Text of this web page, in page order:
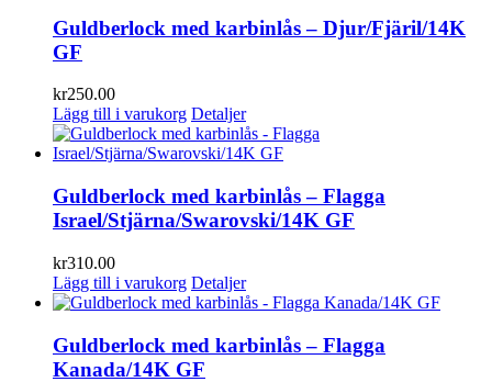
Guldberlock med karbinlås – Djur/Fjäril/14K
GF
kr250.00
Lägg till i varukorg Detaljer
Guldberlock med karbinlås – Flagga
Israel/Stjärna/Swarovski/14K GF
kr310.00
Lägg till i varukorg Detaljer
Guldberlock med karbinlås – Flagga
Kanada/14K GF